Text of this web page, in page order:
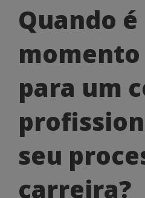
Quando
é
o
momento
certo
para
um
coaching
Quando é
para um
seu
carreira?